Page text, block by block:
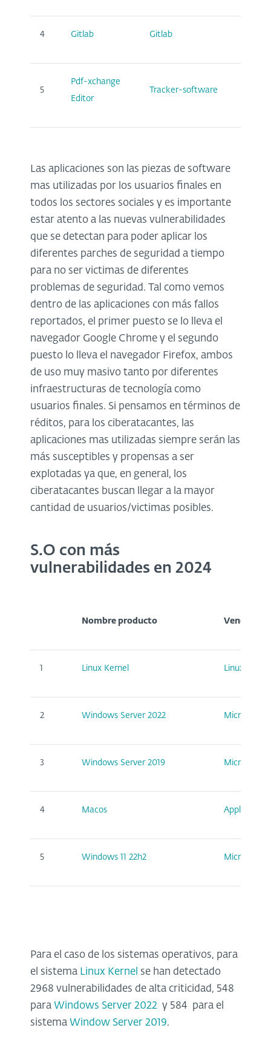
4 Gitlab Gitlab
5
Pdf-xchange
Editor
Tracker-software
Las aplicaciones son las piezas de software
mas utilizadas por los usuarios finales en
todos los sectores sociales y es importante
estar atento a las nuevas vulnerabilidades
que se detectan para poder aplicar los
diferentes parches de seguridad a tiempo
para no ser victimas de diferentes
problemas de seguridad. Tal como vemos
dentro de las aplicaciones con más fallos
reportados, el primer puesto se lo lleva el
navegador Google Chrome y el segundo
puesto lo lleva el navegador Firefox, ambos
de uso muy masivo tanto por diferentes
infraestructuras de tecnología como
usuarios finales. Si pensamos en términos de
réditos, para los ciberatacantes, las
aplicaciones mas utilizadas siempre serán las
más susceptibles y propensas a ser
explotadas ya que, en general, los
ciberatacantes buscan llegar a la mayor
cantidad de usuarios/victimas posibles.
S.O con más
vulnerabilidades en 2024
Nombre producto Vendor
1 Linux Kernel Linux
2 Windows Server 2022 Microsoft
3 Windows Server 2019 Microsoft
4 Macos Apple
5 Windows 11 22h2 Microsoft
Para el caso de los sistemas operativos, para
el sistema Linux Kernel se han detectado
2968 vulnerabilidades de alta criticidad, 548
para Windows Server 2022 y 584 para el
sistema Window Server 2019.